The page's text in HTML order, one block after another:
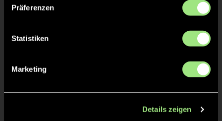
Präferenzen
Statistiken
Marketing
Details zeigen